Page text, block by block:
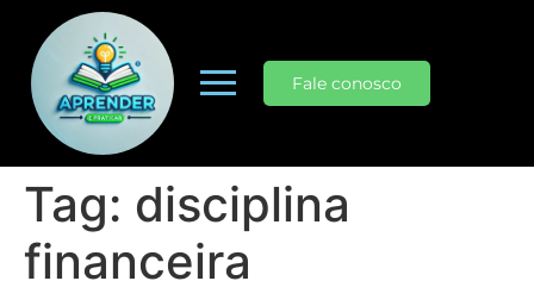
Fale conosco
Tag: disciplina
financeira